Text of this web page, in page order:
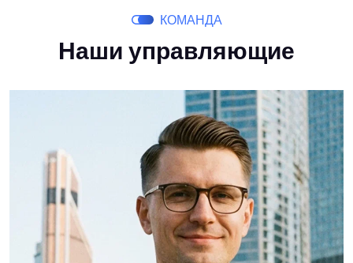
КОМАНДА
Наши управляющие